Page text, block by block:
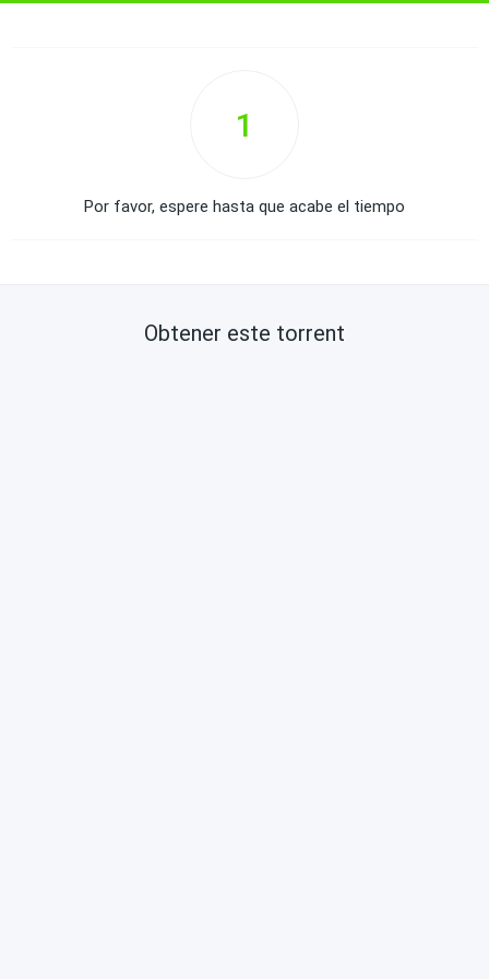
1
Por favor, espere hasta que acabe el tiempo
Obtener este torrent